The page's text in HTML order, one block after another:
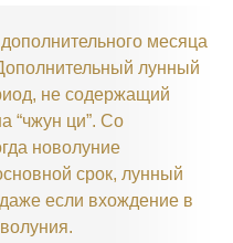
месяца
лунный
не содержащий
“чжун ци”. Со
новолуние
срок, лунный
если вхождение в